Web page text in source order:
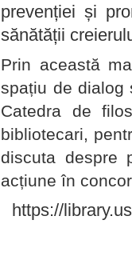
prevenției și
sănătății
Prin această
spațiu de dialog
Catedra de
bibliotecari,
discuta despre
acțiune în
https://